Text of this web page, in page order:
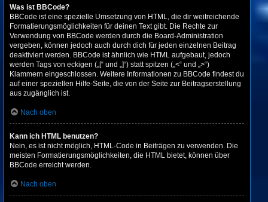
Was ist BBCode?
BBCode ist eine spezielle Umsetzung von HTML, die dir weitreichende
Formatierungsmöglichkeiten für deinen Text gibt. Die Rechte zur
Verwendung von BBCode werden durch die Board-Administration
vergeben, können jedoch auch durch dich für jeden einzelnen Beitrag
deaktiviert werden. BBCode ist ähnlich wie HTML aufgebaut, jedoch
werden Tags von eckigen („[“ und „]“) statt spitzen („<“ und „>“)
Klammern eingeschlossen. Weitere Informationen zu BBCode findest du
auf einer speziellen Hilfe-Seite, die von der Seite zur Beitragserstellung
aus zugänglich ist.
Nach oben
Kann ich HTML benutzen?
Nein, es ist nicht möglich, HTML-Code in Beiträgen zu verwenden. Die
meisten Formatierungsmöglichkeiten, die HTML bietet, können über
BBCode erreicht werden.
Nach oben